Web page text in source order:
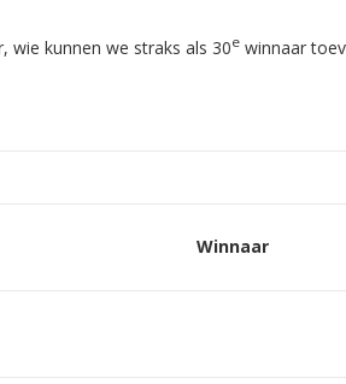
wie kunnen we straks als 30e winnaar
Winnaar